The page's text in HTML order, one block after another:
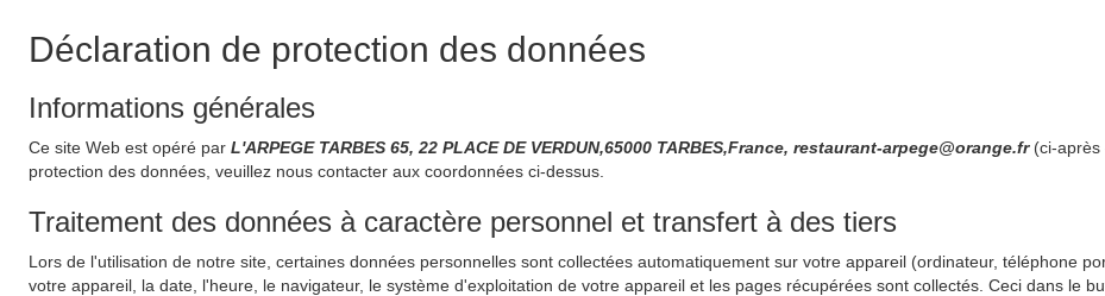
Déclaration de protection des données
Informations générales
Ce site Web est opéré par L'ARPEGE TARBES 65, 22 PLACE DE VERDUN,65000 TARBES,France, restaurant-arpege@orange.fr (ci-
protection des données, veuillez nous contacter aux coordonnées ci-dessus.
Traitement des données à caractère personnel et transfert à des tiers
Lors de l'utilisation de notre site, certaines données personnelles sont collectées automatiquement sur votre appareil (ordinateur, téléphone
votre appareil, la date, l'heure, le navigateur, le système d'exploitation de votre appareil et les pages récupérées sont collectés. Ceci dans le